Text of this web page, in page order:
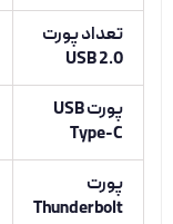
تعداد پورت
USB 2.0
پورت USB
Type-C
پورت
Thunderbolt